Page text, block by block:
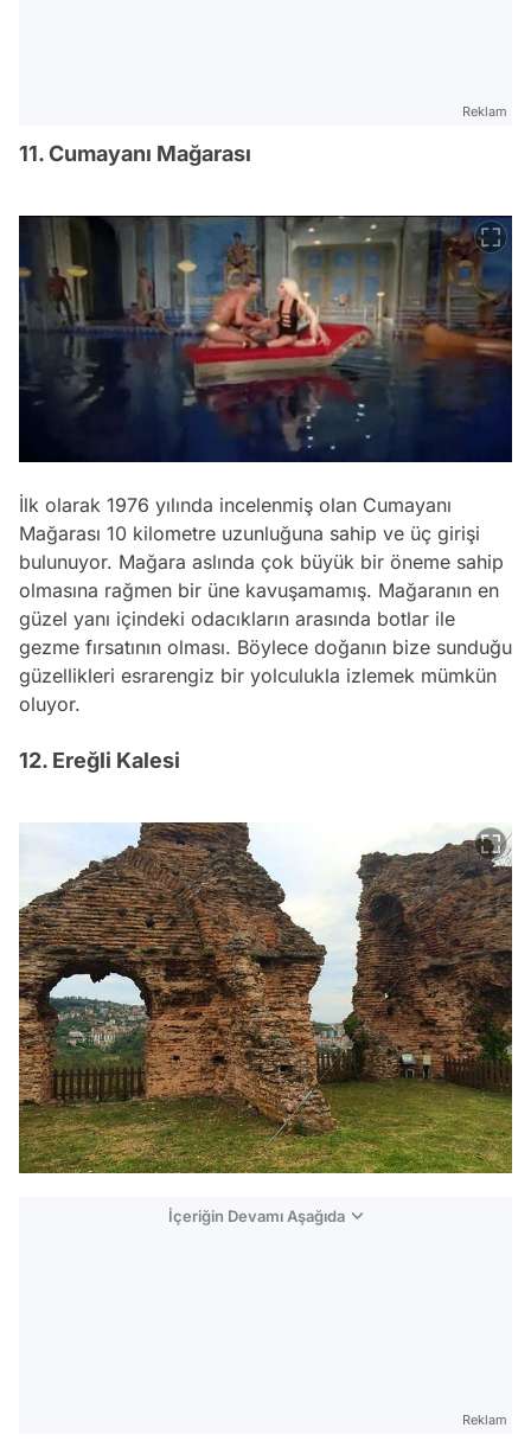
Reklam
11. Cumayanı Mağarası
İlk olarak 1976 yılında incelenmiş olan Cumayanı
Mağarası 10 kilometre uzunluğuna sahip ve üç girişi
bulunuyor. Mağara aslında çok büyük bir öneme sahip
olmasına rağmen bir üne kavuşamamış. Mağaranın en
güzel yanı içindeki odacıkların arasında botlar ile
gezme fırsatının olması. Böylece doğanın bize sunduğu
güzellikleri esrarengiz bir yolculukla izlemek mümkün
oluyor.
12. Ereğli Kalesi
İçeriğin Devamı Aşağıda
Reklam